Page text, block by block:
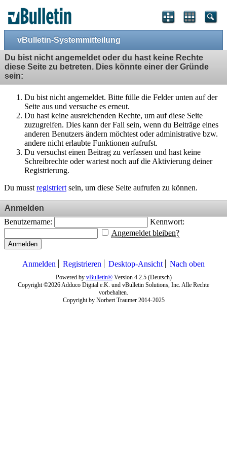
vBulletin-Systemmitteilung
Du bist nicht angemeldet oder du hast keine Rechte
diese Seite zu betreten. Dies könnte einer der Gründe
sein:
Du bist nicht angemeldet. Bitte fülle die Felder unten auf der
Seite aus und versuche es erneut.
Du hast keine ausreichenden Rechte, um auf diese Seite
zuzugreifen. Dies kann der Fall sein, wenn du Beiträge eines
anderen Benutzers ändern möchtest oder administrative bzw.
andere nicht erlaubte Funktionen aufrufst.
Du versuchst einen Beitrag zu verfassen und hast keine
Schreibrechte oder wartest noch auf die Aktivierung deiner
Registrierung.
Du musst registriert sein, um diese Seite aufrufen zu können.
Anmelden
Benutzername:
Kennwort:
Angemeldet bleiben?
Anmelden
Anmelden Registrieren Desktop-Ansicht Nach oben
Powered by vBulletin®Version 4.2.5 (Deutsch)
Copyright ©2026 Adduco Digital e.K. und vBulletin Solutions, Inc. Alle Rechte
vorbehalten.
Copyright by Norbert Traumer 2014-2025